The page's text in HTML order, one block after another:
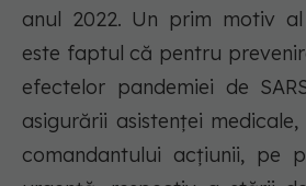
anul 2022. Un prim motiv
este faptul că pentru
efectelor pandemiei de
asigurării asistenței
comandantului acțiunii, pe